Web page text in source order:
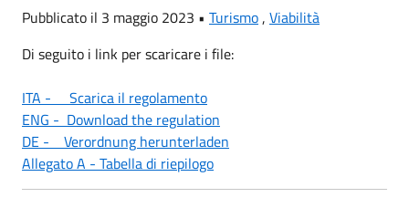
Pubblicato il 3 maggio 2023 • Turismo, Viabilità
Di seguito i link per scaricare i file:
ITA - Scarica il regolamento
ENG - Download the regulation
DE - Verordnung herunterladen
Allegato A - Tabella di riepilogo